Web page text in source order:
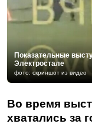
Показательные
Электростале
фото: скриншот из видео
Во время
хватались за